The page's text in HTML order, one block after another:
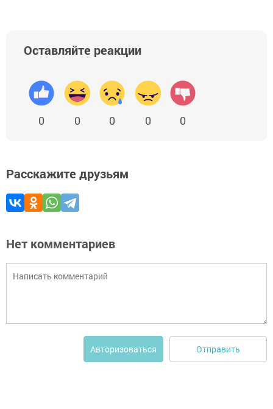
Оставляйте реакции
0 0 0 0 0
Расскажите друзьям
Нет комментариев
Авторизоваться Отправить